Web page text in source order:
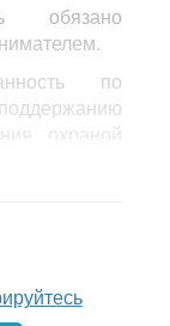
обязано
по
охраной
труда